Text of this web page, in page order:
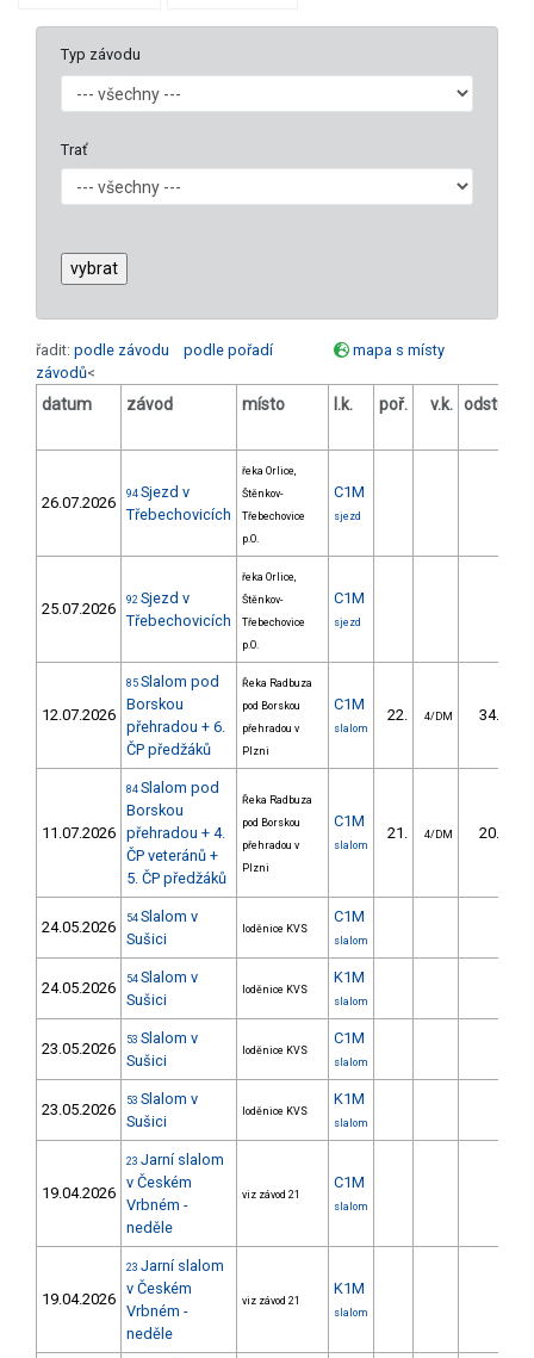
Typ závodu
Trať
řadit: podle závodu podle pořadí
mapa s místy
závodů<
datum závod místo l.k. poř. v.k. odstup
26.07.2026 94 Sjezd v
Třebechovicích
řeka Orlice,
Štěnkov-
Třebechovice
p.O.
C1M
sjezd
25.07.2026 92 Sjezd v
Třebechovicích
řeka Orlice,
Štěnkov-
Třebechovice
p.O.
C1M
sjezd
12.07.2026
85 Slalom pod
Borskou
přehradou + 6.
ČP předžáků
Řeka Radbuza
pod Borskou
přehradou v
Plzni
C1M
slalom
22. 4/DM 34.66
11.07.2026
84 Slalom pod
Borskou
přehradou + 4.
ČP veteránů +
5. ČP předžáků
Řeka Radbuza
pod Borskou
přehradou v
Plzni
C1M
slalom
21. 4/DM 20.78
24.05.2026 54 Slalom v
Sušici
loděnice KVS
C1M
slalom
24.05.2026 54 Slalom v
Sušici
loděnice KVS
K1M
slalom
23.05.2026 53 Slalom v
Sušici
loděnice KVS
C1M
slalom
23.05.2026 53 Slalom v
Sušici
loděnice KVS
K1M
slalom
19.04.2026
23 Jarní slalom
v Českém
Vrbném -
neděle
viz závod 21
C1M
slalom
19.04.2026
23 Jarní slalom
v Českém
Vrbném -
neděle
viz závod 21
K1M
slalom